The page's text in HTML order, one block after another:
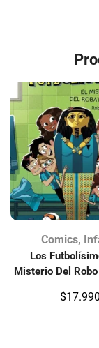
Comics,
Los
Misterio Del
$17.990